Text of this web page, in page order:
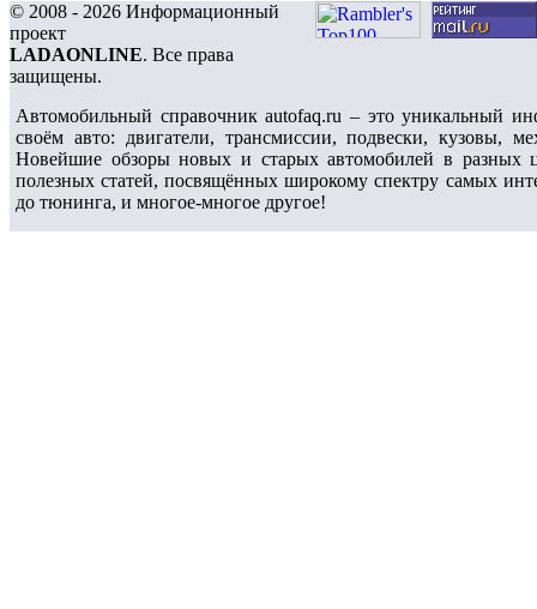
© 2008 - 2026 Информационный
проект
LADAONLINE. Все права
защищены.
Автомобильный справочник autofaq.ru – это уникальный
своём авто: двигатели, трансмиссии, подвески, кузовы,
Новейшие обзоры новых и старых автомобилей в разных
полезных статей, посвящённых широкому спектру самых
до тюнинга, и многое-многое другое!